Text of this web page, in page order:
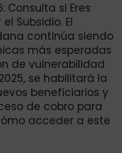
Consulta si Eres
Subsidio. El
continúa siendo
más esperadas
de vulnerabilidad
se habilitará la
beneficiarios y
de cobro para
acceder a este